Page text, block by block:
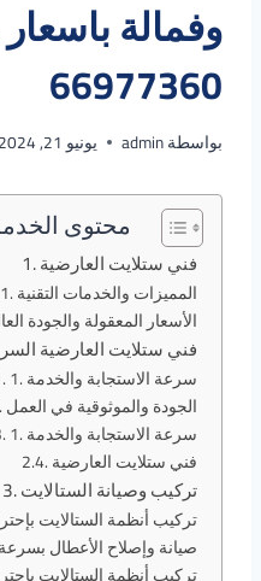
وفمالة
66977360
بواسطةadmin يونيو 21, 2024
محتوى
فني ستلايت العارضية
1. المميزات والخدمات التقنية
2. الأسعار المعقولة والجودة
فني ستلايت العارضية
1. سرعة الاستجابة والخدمة
2. الجودة والموثوقية في العمل
1. سرعة الاستجابة والخدمة
فني ستلايت العارضية
تركيب وصيانة الستالايت
1. تركيب أنظمة الستالايت
2. صيانة وإصلاح الأعطال
1. تركيب أنظمة الستالايت